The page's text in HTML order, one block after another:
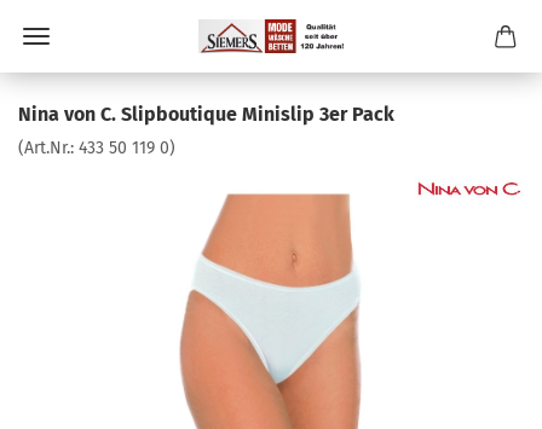
Nina von C. Slipboutique Minislip 3er Pack
(Art.Nr.: 433 50 119 0)